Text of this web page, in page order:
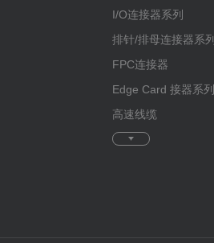
I/O连接器系列
排针/排母连接器系列
FPC连接器
Edge Card 接器系列
高速线缆